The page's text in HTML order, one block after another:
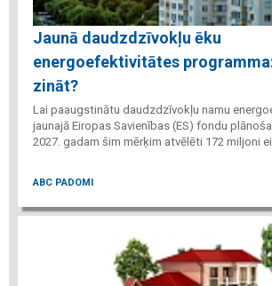
Jaunā daudzdzīvokļu ēku
energoefektivitātes
zināt?
Lai paaugstinātu daudzdzīvokļu namu
jaunajā Eiropas Savienības (ES) fondu
2027. gadam šim mērķim atvēlēti 172 miljoni
ABC PADOMI